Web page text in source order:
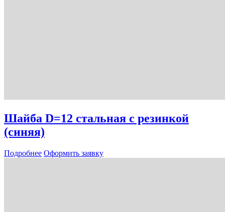
Шайба D=12 стальная с резинкой
(синяя)
Подробнее Оформить заявку